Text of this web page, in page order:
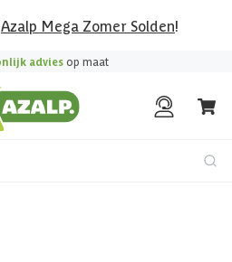
Azalp Mega Zomer Solden!